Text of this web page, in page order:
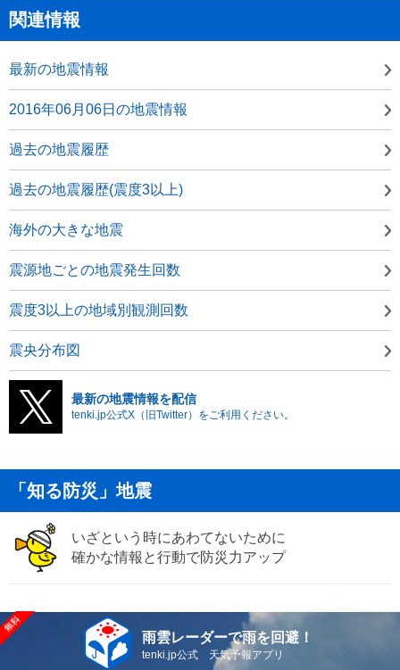
関連情報
最新の地震情報
2016年06月06日の地震情報
過去の地震履歴
過去の地震履歴(震度3以上)
海外の大きな地震
震源地ごとの地震発生回数
震度3以上の地域別観測回数
震央分布図
最新の地震情報を配信
tenki.jp公式X（旧Twitter）をご利用ください。
「知る防災」地震
いざという時にあわてないために
確かな情報と行動で防災力アップ
雨雲レーダーで雨を回避！
tenki.jp公式 天気予報アプリ